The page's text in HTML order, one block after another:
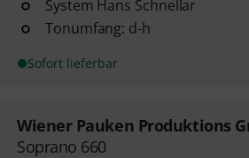
System Hans Schnellar
Tonumfang: d-h
Sofort lieferbar
Wiener Pauken Produktions
Soprano 660